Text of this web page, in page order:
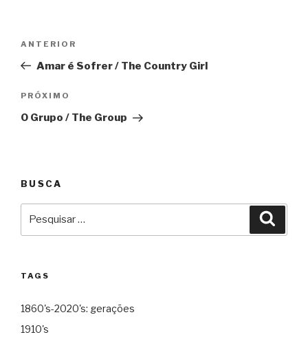
Post
Anterior
ANTERIOR
Amar é Sofrer / The Country Girl
Próximo
PRÓXIMO
O Grupo / The Group
BUSCA
TAGS
1860's-2020's: gerações
1910's